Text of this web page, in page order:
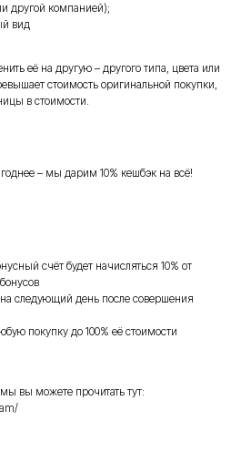
другой компанией);
вид
её на другую – другого типа, цвета или
стоимость оригинальной покупки,
в стоимости.
– мы дарим 10% кешбэк на всё!
счёт будет начисляться 10% от
следующий день после совершения
покупку до 100% её стоимости
вы можете прочитать тут: